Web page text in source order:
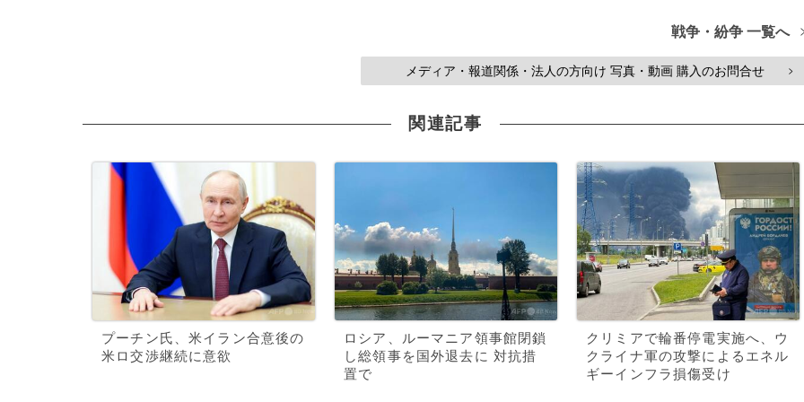
戦争・紛争 一覧へ
メディア・報道関係・法人の方向け 写真・動画 購入のお問合せ >
関連記事
プーチン氏、米イラン合意後の
米ロ交渉継続に意欲
ロシア、ルーマニア領事館閉鎖
し総領事を国外退去に 対抗措
置で
クリミアで輪番停電実施へ、ウ
クライナ軍の攻撃によるエネル
ギーインフラ損傷受け